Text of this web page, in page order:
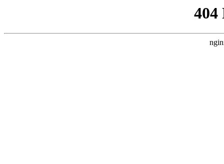
404